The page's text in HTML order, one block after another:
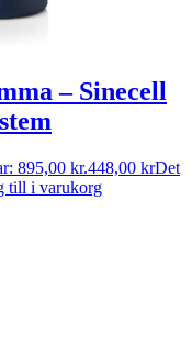
– Sinecell
895,00 kr.448,00 krDet
till i varukorg